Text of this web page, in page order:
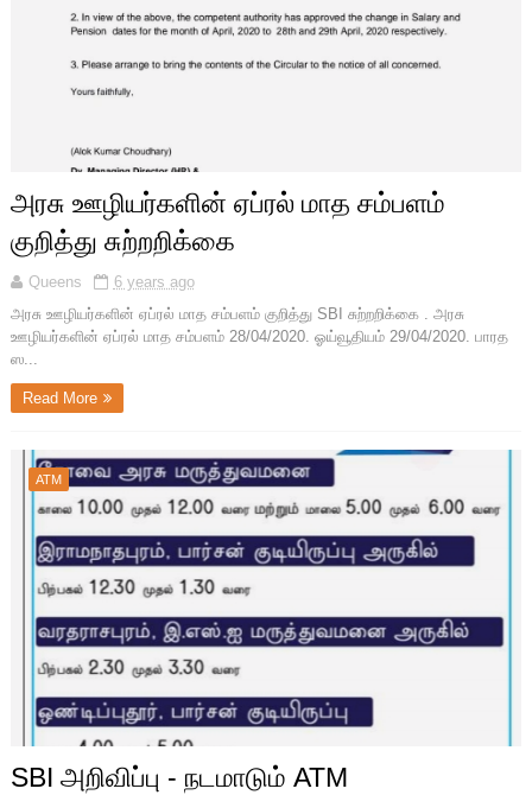
அரசு ஊழியர்களின் ஏப்ரல் மாத சம்பளம்
குறித்து சுற்றறிக்கை
Queens
6 years ago
அரசு ஊழியர்களின் ஏப்ரல் மாத சம்பளம் குறித்து SBI சுற்றறிக்கை . அரசு
ஊழியர்களின் ஏப்ரல் மாத சம்பளம் 28/04/2020. ஓய்வூதியம் 29/04/2020. பாரத
ஸ...
Read More
ATM
SBI அறிவிப்பு - நடமாடும் ATM